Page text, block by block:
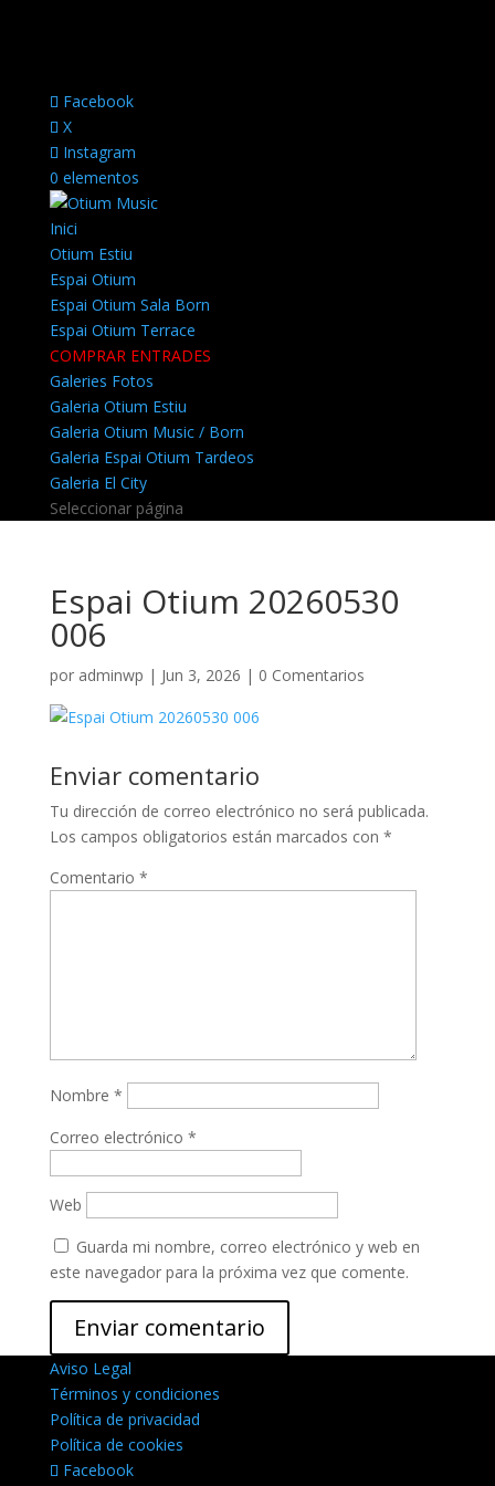
Facebook
X
Instagram
0 elementos
Inici
Otium Estiu
Espai Otium
Espai Otium Sala Born
Espai Otium Terrace
COMPRAR ENTRADES
Galeries Fotos
Galeria Otium Estiu
Galeria Otium Music / Born
Galeria Espai Otium Tardeos
Galeria El City
Seleccionar página
Espai Otium 20260530
006
por adminwp | Jun 3, 2026 | 0 Comentarios
Enviar comentario
Tu dirección de correo electrónico no será publicada.
Los campos obligatorios están marcados con *
Comentario *
Nombre *
Correo electrónico *
Web
Guarda mi nombre, correo electrónico y web en
este navegador para la próxima vez que comente.
Aviso Legal
Términos y condiciones
Política de privacidad
Política de cookies
Facebook